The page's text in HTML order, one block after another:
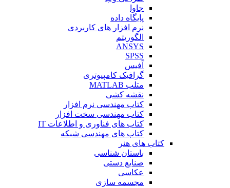
جاوا
پایگاه داده
نرم افزار های کاربردی
الگوریتم
ANSYS
SPSS
آفیس
گرافیک کامپیوتری
متلب MATLAB
نقشه کشی
کتاب مهندسی نرم افزار
کتاب مهندسی سخت افزار
کتاب های فناوری و اطلاعات IT
کتاب های مهندسی شبکه
کتاب های هنر
باستان شناسی
صنایع دستی
عکاسی
مجسمه سازی